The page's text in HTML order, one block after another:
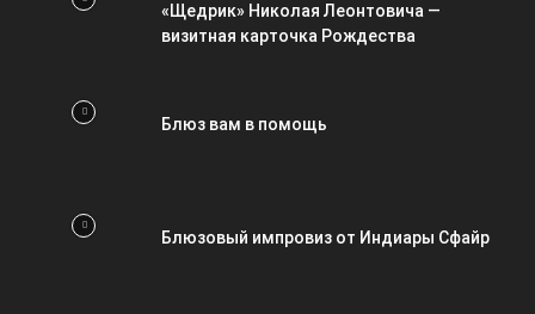
«Щедрик» Николая Леонтовича —
визитная карточка Рождества
Блюз вам в помощь
Блюзовый импровиз от Индиары Сфайр